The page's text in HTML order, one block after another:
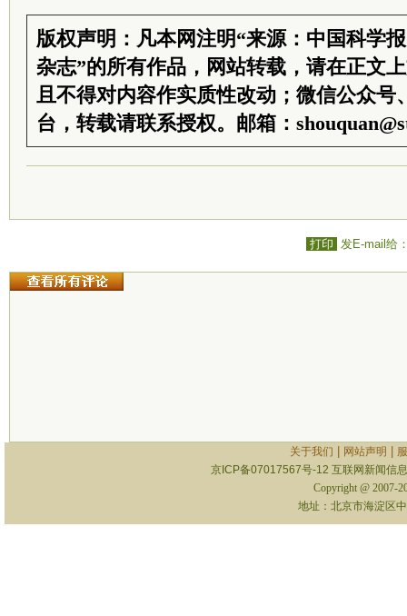
版权声明：凡本网注明“来源：中国科学
杂志”的所有作品，网站转载，请在正文
且不得对内容作实质性改动；微信公众号
台，转载请联系授权。邮箱：
打印 发E-mail给
关于我们 网站声明
京ICP备07017567号-12 互联网新闻信
Copyright @ 2007-
地址：北京市海淀区